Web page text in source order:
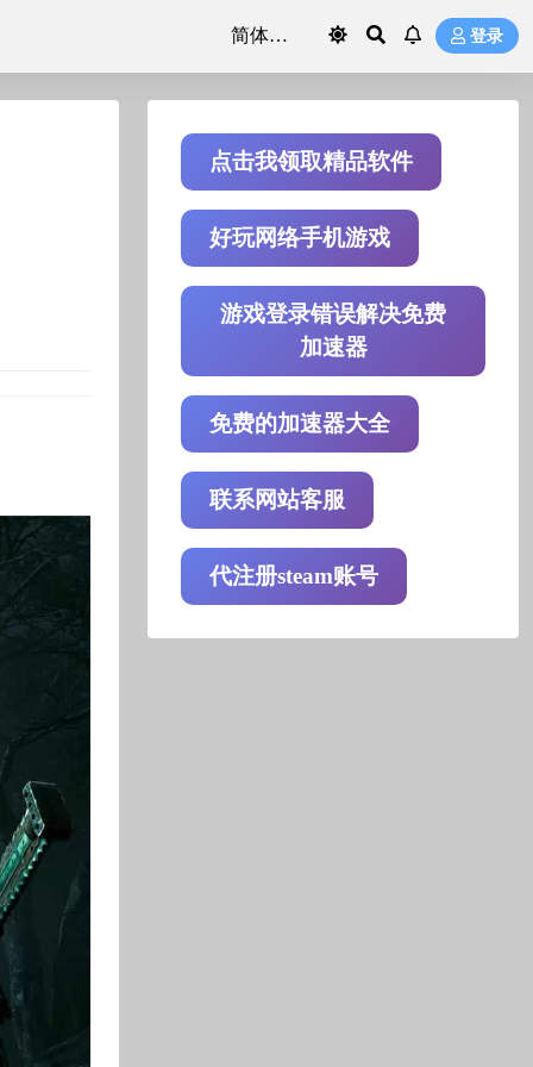
登录
点击我领取精品软件
好玩网络手机游戏
游戏登录错误解决免费
加速器
免费的加速器大全
联系网站客服
代注册steam账号